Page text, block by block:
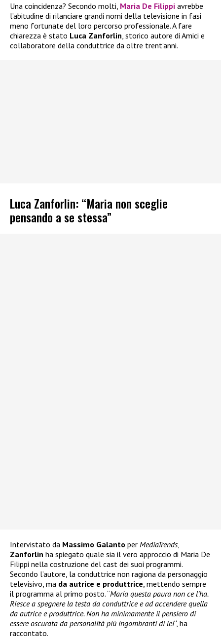
Una coincidenza? Secondo molti, Maria De Filippi avrebbe
l’abitudine di rilanciare grandi nomi della televisione in fasi
meno fortunate del loro percorso professionale. A fare
chiarezza è stato Luca Zanforlin , storico autore di Amici e
collaboratore della conduttrice da oltre trent’anni.
Luca Zanforlin: “Maria non sceglie
pensando a se stessa”
Intervistato da Massimo Galanto per MediaTrends,
Zanforlin ha spiegato quale sia il vero approccio di Maria De
Filippi nella costruzione del cast dei suoi programmi.
Secondo l’autore, la conduttrice non ragiona da personaggio
televisivo, ma da autrice e produttrice, mettendo sempre
il programma al primo posto. “Maria questa paura non ce l’ha.
Riesce a spegnere la testa da conduttrice e ad accendere quella
da autrice e produttrice. Non ha minimamente il pensiero di
essere oscurata da personalità più ingombranti di lei“, ha
raccontato.